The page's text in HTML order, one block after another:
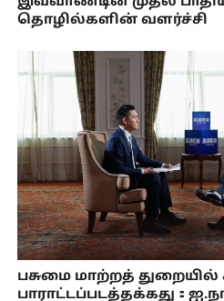
தொழில்களின் வளர்ச்சி
பசுமை மாற்றத்
பாராட்டப்படத்தக்கது：